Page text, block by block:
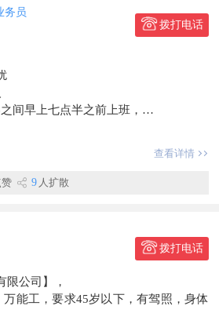
一定的保健品销售经验，
入6000元以上
虞
务员
拨打电话
间早上七点半之前上班，
查看详情
赞 9 人扩散
拨打电话
限公司】，
能工，要求45岁以下，有驾照，身体